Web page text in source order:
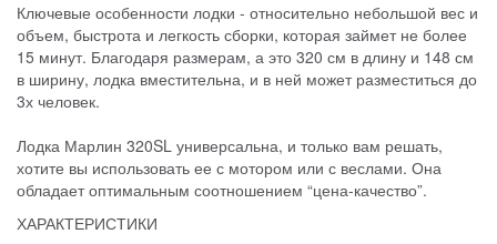
Ключевые особенности лодки - относительно небольшой вес и
объем, быстрота и легкость сборки, которая займет не более
15 минут. Благодаря размерам, а это 320 см в длину и 148 см
в ширину, лодка вместительна, и в ней может разместиться до
3х человек.
Лодка Марлин 320SL универсальна, и только вам решать,
хотите вы использовать ее с мотором или с веслами. Она
обладает оптимальным соотношением “цена-качество”.
ХАРАКТЕРИСТИКИ